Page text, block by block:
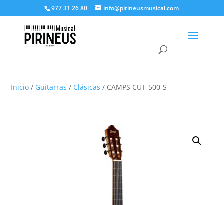
977 31 26 80 info@pirineusmusical.com
Inicio / Guitarras / Clásicas / CAMPS CUT-500-S